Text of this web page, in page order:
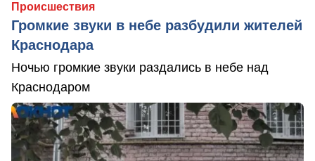
Происшествия
Громкие звуки в небе разбудили жителей
Краснодара
Ночью громкие звуки раздались в небе над
Краснодаром